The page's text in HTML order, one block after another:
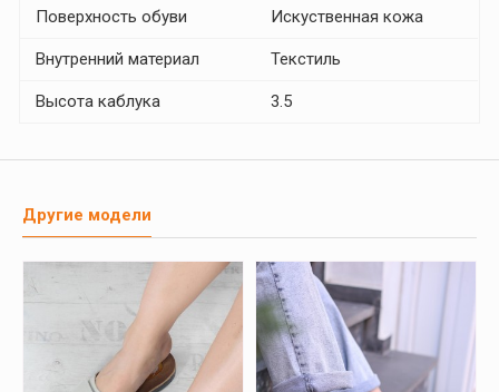
Поверхность обуви Искуственная кожа
Внутренний материал Текстиль
Высота каблука 3.5
Другие модели